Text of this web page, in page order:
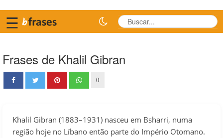
☰
Frases de Khalil Gibran
0
Khalil Gibran (1883–1931) nasceu em Bsharri, numa
região hoje no Líbano então parte do Império Otomano.